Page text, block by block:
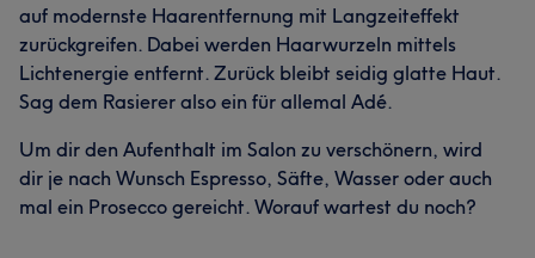
auf modernste Haarentfernung mit Langzeiteffekt
zurückgreifen. Dabei werden Haarwurzeln mittels
Lichtenergie entfernt. Zurück bleibt seidig glatte Haut.
Sag dem Rasierer also ein für allemal Adé.
Um dir den Aufenthalt im Salon zu verschönern, wird
dir je nach Wunsch Espresso, Säfte, Wasser oder auch
mal ein Prosecco gereicht. Worauf wartest du noch?